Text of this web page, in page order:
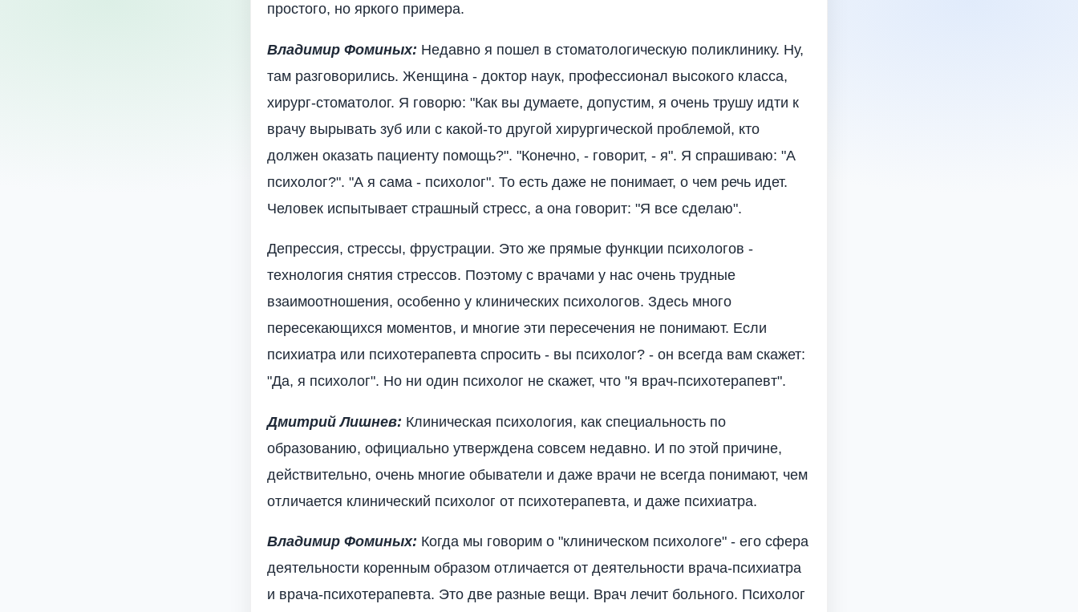
простого, но яркого примера.
Владимир Фоминых: Недавно я пошел в стоматологическую поликлинику. Ну,
там разговорились. Женщина - доктор наук, профессионал высокого класса,
хирург-стоматолог. Я говорю: "Как вы думаете, допустим, я очень трушу идти к
врачу вырывать зуб или с какой-то другой хирургической проблемой, кто
должен оказать пациенту помощь?". "Конечно, - говорит, - я". Я спрашиваю: "А
психолог?". "А я сама - психолог". То есть даже не понимает, о чем речь идет.
Человек испытывает страшный стресс, а она говорит: "Я все сделаю".
Депрессия, стрессы, фрустрации. Это же прямые функции психологов -
технология снятия стрессов. Поэтому с врачами у нас очень трудные
взаимоотношения, особенно у клинических психологов. Здесь много
пересекающихся моментов, и многие эти пересечения не понимают. Если
психиатра или психотерапевта спросить - вы психолог? - он всегда вам скажет:
"Да, я психолог". Но ни один психолог не скажет, что "я врач-психотерапевт".
Дмитрий Лишнев: Клиническая психология, как специальность по
образованию, официально утверждена совсем недавно. И по этой причине,
действительно, очень многие обыватели и даже врачи не всегда понимают, чем
отличается клинический психолог от психотерапевта, и даже психиатра.
Владимир Фоминых: Когда мы говорим о "клиническом психологе" - его сфера
деятельности коренным образом отличается от деятельности врача-психиатра
и врача-психотерапевта. Это две разные вещи. Врач лечит больного. Психолог